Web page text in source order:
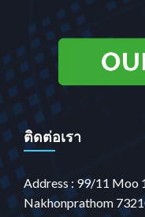
ติดต่อเรา
Address : 99/11 Moo
Nakhonprathom